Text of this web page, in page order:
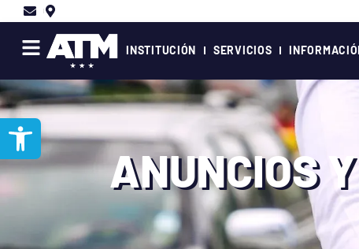
contenido
INSTITUCIÓN SERVICIOS
ANUNCIOS
Abrir barra de herramientas